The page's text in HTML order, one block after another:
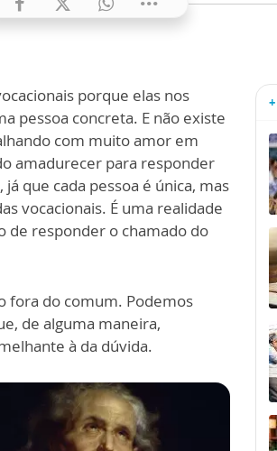
porque elas nos
pessoa concreta. E não existe
com muito amor em
amadurecer para responder
que cada pessoa é única, mas
vocacionais. É uma realidade
de responder o chamado do
fora do comum. Podemos
de alguma maneira,
à da dúvida.